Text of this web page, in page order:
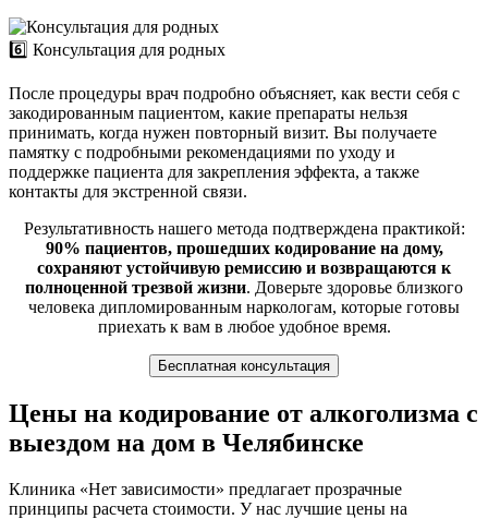
6️⃣ Консультация для родных
После процедуры врач подробно объясняет, как вести себя с
закодированным пациентом, какие препараты нельзя
принимать, когда нужен повторный визит. Вы получаете
памятку с подробными рекомендациями по уходу и
поддержке пациента для закрепления эффекта, а также
контакты для экстренной связи.
Результативность нашего метода подтверждена практикой:
90% пациентов, прошедших кодирование на дому,
сохраняют устойчивую ремиссию и возвращаются к
полноценной трезвой жизни. Доверьте здоровье близкого
человека дипломированным наркологам, которые готовы
приехать к вам в любое удобное время.
Бесплатная консультация
Цены на кодирование от алкоголизма с
выездом на дом в Челябинске
Клиника «Нет зависимости» предлагает прозрачные
принципы расчета стоимости. У нас лучшие цены на